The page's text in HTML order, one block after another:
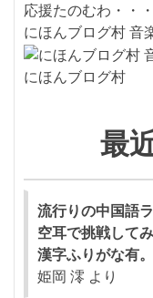
応援たのむわ・・・
にほんブログ村 音
にほんブログ村
最
流行りの中国語
空耳で挑戦して
漢字ふりがな有
姫岡 澪 より